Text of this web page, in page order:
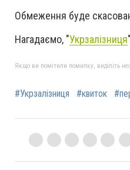
Обмеження буде
Нагадаємо, "Укрзалізниця
Якщо ви помітили помилку, виділіть
#Укрзалізниця #квиток